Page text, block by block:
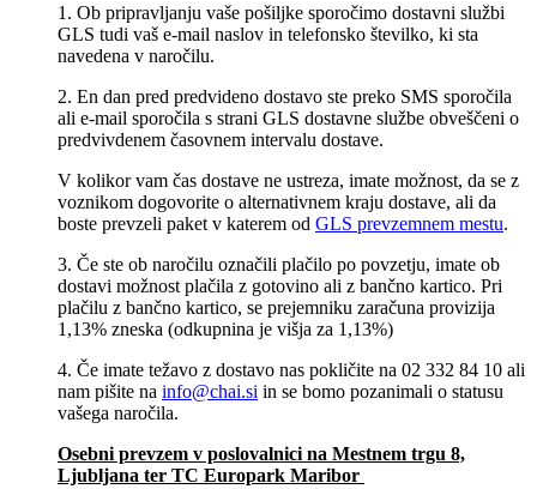
1. Ob pripravljanju vaše pošiljke sporočimo dostavni službi
GLS tudi vaš e-mail naslov in telefonsko številko, ki sta
navedena v naročilu.
2. En dan pred predvideno dostavo ste preko SMS sporočila
ali e-mail sporočila s strani GLS dostavne službe obveščeni o
predvivdenem časovnem intervalu dostave.
V kolikor vam čas dostave ne ustreza, imate možnost, da se z
voznikom dogovorite o alternativnem kraju dostave, ali da
boste prevzeli paket v katerem od GLS prevzemnem mestu.
3. Če ste ob naročilu označili plačilo po povzetju, imate ob
dostavi možnost plačila z gotovino ali z bančno kartico. Pri
plačilu z bančno kartico, se prejemniku zaračuna provizija
1,13% zneska (odkupnina je višja za 1,13%)
4. Če imate težavo z dostavo nas pokličite na 02 332 84 10 ali
nam pišite na info@chai.si in se bomo pozanimali o statusu
vašega naročila.
Osebni prevzem v poslovalnici na Mestnem trgu 8,
Ljubljana​ ter TC Europark Maribor